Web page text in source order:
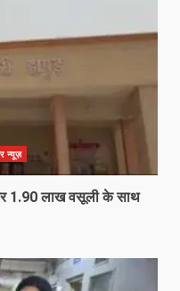
न्यूज़
1.90 लाख वसूली के साथ